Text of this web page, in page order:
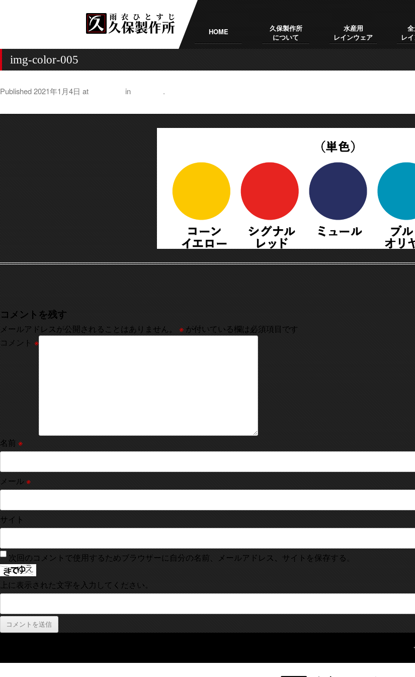
HOME
久保製作所
について
水産用
レインウェア
レ
img-color-005
Published2021年1月4日 at in .
コメントを残す
メールアドレスが公開されることはありません。※が付いている欄は必須項目です
コメント※
名前※
メール※
サイト
次回のコメントで使用するためブラウザーに自分の名前、メールアドレス、サイトを保存する。
上に表示された文字を入力してください。